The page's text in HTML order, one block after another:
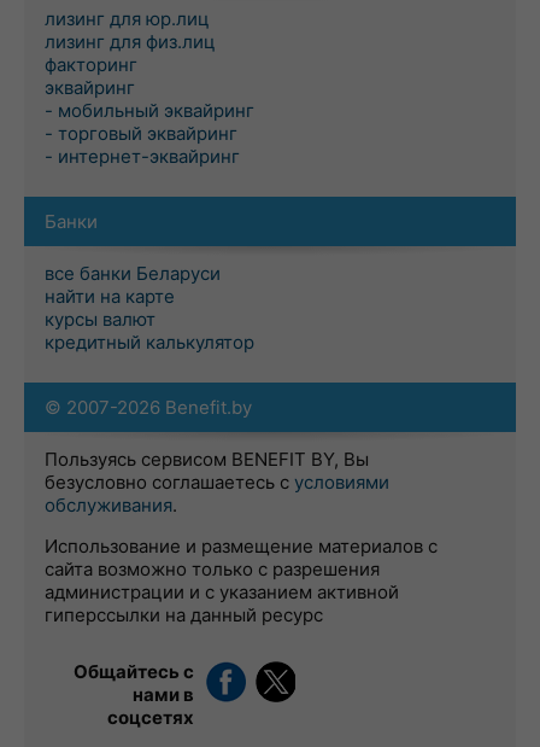
лизинг для юр.лиц
лизинг для физ.лиц
факторинг
эквайринг
- мобильный эквайринг
- торговый эквайринг
- интернет-эквайринг
Банки
все банки Беларуси
найти на карте
курсы валют
кредитный калькулятор
© 2007-2026 Benefit.by
Пользуясь сервисом BENEFIT BY, Вы
безусловно соглашаетесь с условиями
обслуживания.
Использование и размещение материалов с
сайта возможно только с разрешения
администрации и с указанием активной
гиперссылки на данный ресурс
Общайтесь с
нами в
соцсетях